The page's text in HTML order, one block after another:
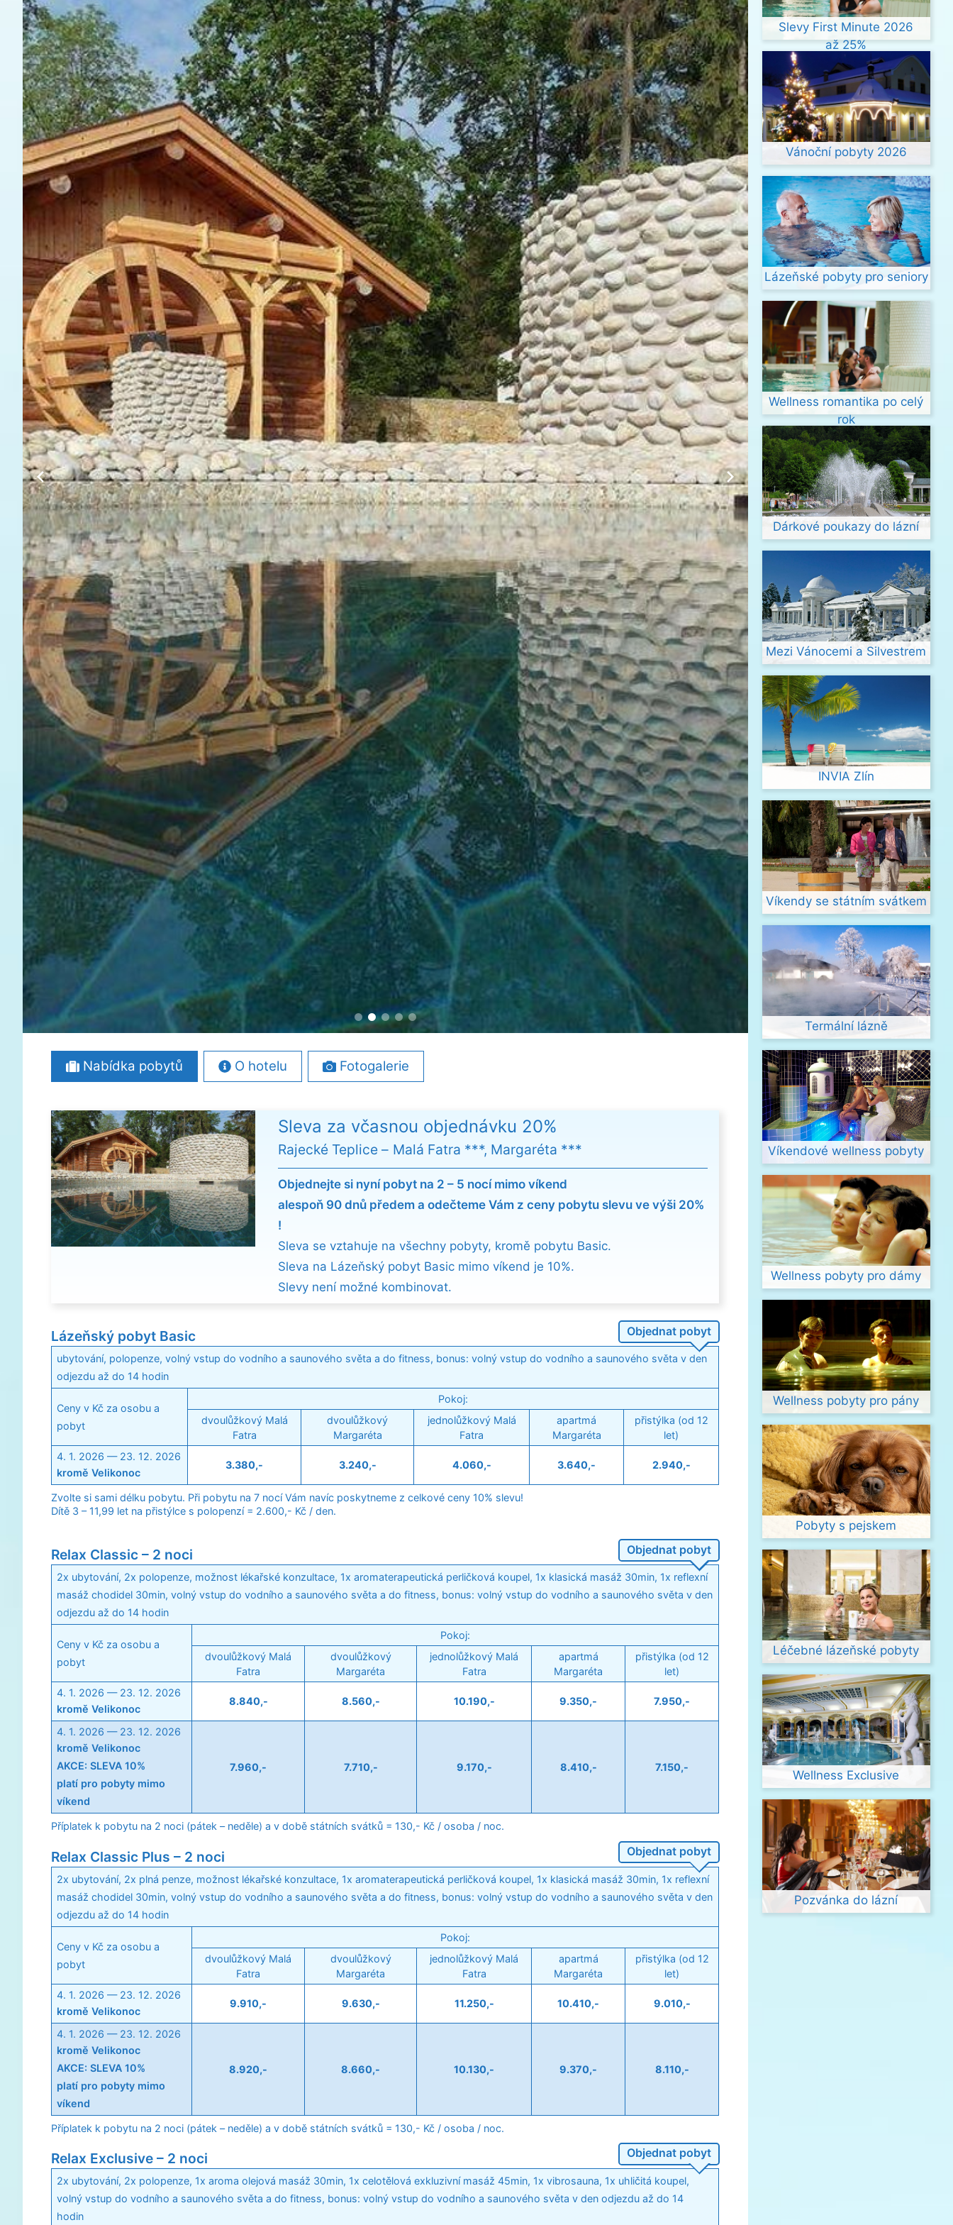
Nabídka pobytů O hotelu Fotogalerie
Sleva za včasnou objednávku 20%
Rajecké Teplice Malá Fatra ***, Margaréta ***
Objednejte si nyní pobyt na 2 – 5 nocí mimo víkend
alespoň 90 dnů předem a odečteme Vám z ceny pobytu slevu ve výši 20%
!
Sleva se vztahuje na všechny pobyty, kromě pobytu Basic.
Sleva na Lázeňský pobyt Basic mimo víkend je 10%.
Slevy není možné kombinovat.
Lázeňský pobyt Basic Objednat pobyt
ubytování, polopenze, volný vstup do vodního a saunového světa a do fitness, bonus: volný vstup do vodního a saunového světa v den
odjezdu až do 14 hodin
Ceny v Kč za osobu a
pobyt
Pokoj:
dvoulůžkový Malá
Fatra
dvoulůžkový
Margaréta
jednolůžkový Malá
Fatra
apartmá
Margaréta
přistýlka (od 12
let)
4. 1. 2026 — 23. 12. 2026
kromě Velikonoc
3.380,- 3.240,- 4.060,- 3.640,- 2.940,-
Zvolte si sami délku pobytu. Při pobytu na 7 nocí Vám navíc poskytneme z celkové ceny 10% slevu!
Dítě 3 – 11,99 let na přistýlce s polopenzí = 2.600,- Kč / den.
Relax Classic – 2 noci Objednat pobyt
2x ubytování, 2x polopenze, možnost lékařské konzultace, 1x aromaterapeutická perličková koupel, 1x klasická masáž 30min, 1x reflexní
masáž chodidel 30min, volný vstup do vodního a saunového světa a do fitness, bonus: volný vstup do vodního a saunového světa v den
odjezdu až do 14 hodin
Ceny v Kč za osobu a
pobyt
Pokoj:
dvoulůžkový Malá
Fatra
dvoulůžkový
Margaréta
jednolůžkový Malá
Fatra
apartmá
Margaréta
přistýlka (od 12
let)
4. 1. 2026 — 23. 12. 2026
kromě Velikonoc
8.840,- 8.560,- 10.190,- 9.350,- 7.950,-
4. 1. 2026 — 23. 12. 2026
kromě Velikonoc
AKCE: SLEVA 10%
platí pro pobyty mimo
víkend
7.960,- 7.710,- 9.170,- 8.410,- 7.150,-
Příplatek k pobytu na 2 noci (pátek – neděle) a v době státních svátků = 130,- Kč / osoba / noc.
Relax Classic Plus – 2 noci Objednat pobyt
2x ubytování, 2x plná penze, možnost lékařské konzultace, 1x aromaterapeutická perličková koupel, 1x klasická masáž 30min, 1x reflexní
masáž chodidel 30min, volný vstup do vodního a saunového světa a do fitness, bonus: volný vstup do vodního a saunového světa v den
odjezdu až do 14 hodin
Ceny v Kč za osobu a
pobyt
Pokoj:
dvoulůžkový Malá
Fatra
dvoulůžkový
Margaréta
jednolůžkový Malá
Fatra
apartmá
Margaréta
přistýlka (od 12
let)
4. 1. 2026 — 23. 12. 2026
kromě Velikonoc
9.910,- 9.630,- 11.250,- 10.410,- 9.010,-
4. 1. 2026 — 23. 12. 2026
kromě Velikonoc
AKCE: SLEVA 10%
platí pro pobyty mimo
víkend
8.920,- 8.660,- 10.130,- 9.370,- 8.110,-
Příplatek k pobytu na 2 noci (pátek – neděle) a v době státních svátků = 130,- Kč / osoba / noc.
Relax Exclusive – 2 noci Objednat pobyt
2x ubytování, 2x polopenze, 1x aroma olejová masáž 30min, 1x celotělová exkluzivní masáž 45min, 1x vibrosauna, 1x uhličitá koupel,
volný vstup do vodního a saunového světa a do fitness, bonus: volný vstup do vodního a saunového světa v den odjezdu až do 14
hodin
Slevy First Minute 2026
až 25%
Vánoční pobyty 2026
Lázeňské pobyty pro seniory
Wellness romantika po celý
rok
Dárkové poukazy do lázní
Mezi Vánocemi a Silvestrem
INVIA Zlín
Víkendy se státním svátkem
Termální lázně
Víkendové wellness pobyty
Wellness pobyty pro dámy
Wellness pobyty pro pány
Pobyty s pejskem
Léčebné lázeňské pobyty
Wellness Exclusive
Pozvánka do lázní